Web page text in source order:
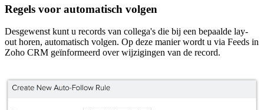
Regels voor automatisch volgen
Desgewenst kunt u records van collega's die bij een bepaalde lay-
out horen, automatisch volgen. Op deze manier wordt u via Feeds in
Zoho CRM geïnformeerd over wijzigingen van de record.